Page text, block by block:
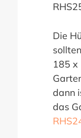
Die
185 x
dann
das